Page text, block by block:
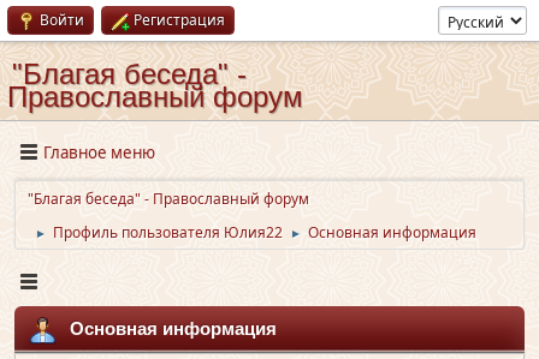
Войти Регистрация
"Благая беседа" -
Православный форум
Главное меню
"Благая беседа" - Православный форум
► Профиль пользователя Юлия22 ► Основная информация
Основная информация